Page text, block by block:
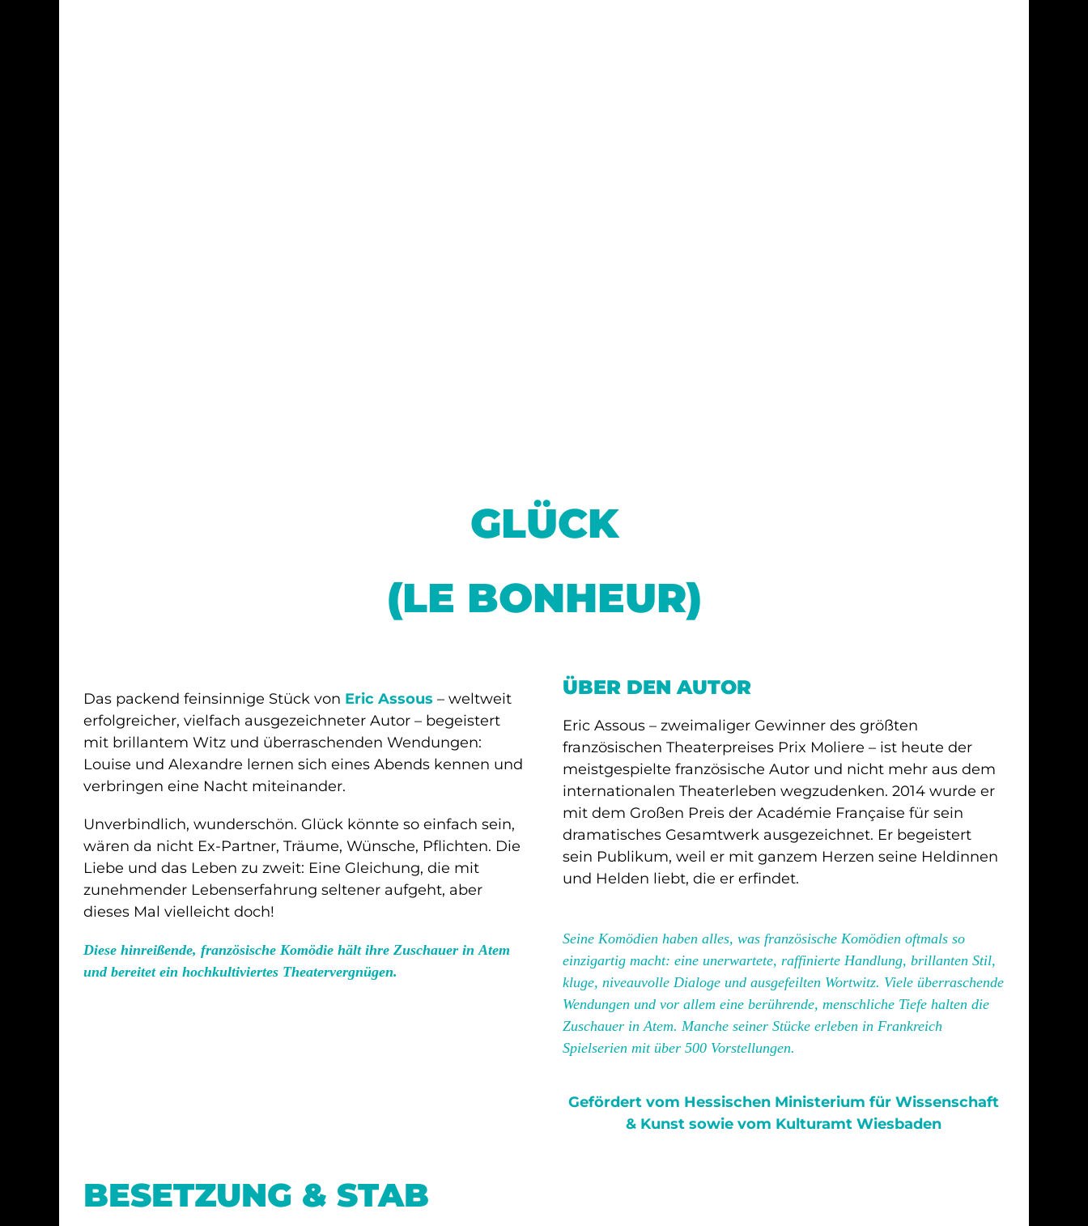
GLÜCK
(LE BONHEUR)
Das packend feinsinnige Stück von Eric Assous – weltweit
erfolgreicher, vielfach ausgezeichneter Autor – begeistert
mit brillantem Witz und überraschenden Wendungen:
Louise und Alexandre lernen sich eines Abends kennen und
verbringen eine Nacht miteinander.
Unverbindlich, wunderschön. Glück könnte so einfach sein,
wären da nicht Ex-Partner, Träume, Wünsche, Pflichten. Die
Liebe und das Leben zu zweit: Eine Gleichung, die mit
zunehmender Lebenserfahrung seltener aufgeht, aber
dieses Mal vielleicht doch!
Diese hinreißende, französische Komödie hält ihre Zuschauer in Atem
und bereitet ein hochkultiviertes Theatervergnügen.
ÜBER DEN AUTOR
Eric Assous – zweimaliger Gewinner des größten
französischen Theaterpreises Prix Moliere – ist heute der
meistgespielte französische Autor und nicht mehr aus dem
internationalen Theaterleben wegzudenken. 2014 wurde er
mit dem Großen Preis der Académie Française für sein
dramatisches Gesamtwerk ausgezeichnet. Er begeistert
sein Publikum, weil er mit ganzem Herzen seine Heldinnen
und Helden liebt, die er erfindet.
Seine Komödien haben alles, was französische Komödien oftmals so
einzigartig macht: eine unerwartete, raffinierte Handlung, brillanten Stil,
kluge, niveauvolle Dialoge und ausgefeilten Wortwitz. Viele überraschende
Wendungen und vor allem eine berührende, menschliche Tiefe halten die
Zuschauer in Atem. Manche seiner Stücke erleben in Frankreich
Spielserien mit über 500 Vorstellungen.
Gefördert vom Hessischen Ministerium für Wissenschaft
& Kunst sowie vom Kulturamt Wiesbaden
BESETZUNG & STAB